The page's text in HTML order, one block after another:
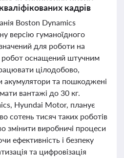
кадрів
Boston Dynamics
версію гуманоїдного
для роботи на
робот оснащений штучним
цілодобово,
акумулятори та пошкоджені
вантажі до 30 кг.
Hyundai Motor, планує
сотень тисяч таких роботів
змінити виробничі процеси
ефективність і безпеку
та цифровізація